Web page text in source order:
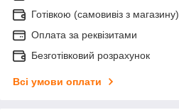
Готівкою (самовивіз з магазину)
Оплата за реквізитами
Безготівковий розрахунок
Всі умови оплати